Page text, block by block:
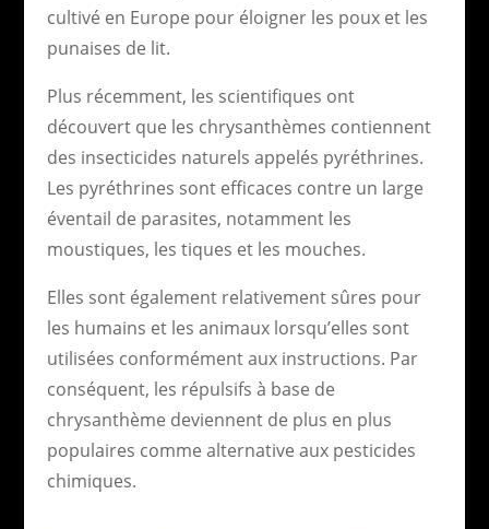
cultivé en Europe pour éloigner les poux et les
punaises de lit.
Plus récemment, les scientifiques ont
découvert que les chrysanthèmes contiennent
des insecticides naturels appelés pyréthrines.
Les pyréthrines sont efficaces contre un large
éventail de parasites, notamment les
moustiques, les tiques et les mouches.
Elles sont également relativement sûres pour
les humains et les animaux lorsqu’elles sont
utilisées conformément aux instructions. Par
conséquent, les répulsifs à base de
chrysanthème deviennent de plus en plus
populaires comme alternative aux pesticides
chimiques.